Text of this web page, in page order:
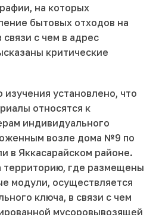
на которых
бытовых отходов на
с чем в адрес
критические
установлено, что
относятся к
индивидуального
возле дома №9 по
в Яккасарайском районе.
территорию, где размещены
модули, осуществляется
ключа, в связи с чем
мусоровывозящей